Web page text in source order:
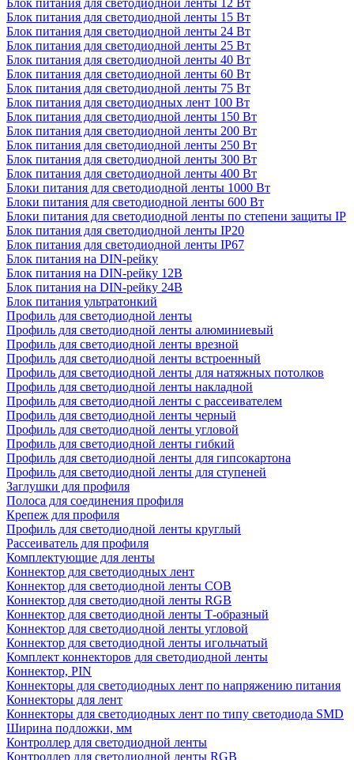
Блок питания для светодиодной ленты 12 Вт
Блок питания для светодиодной ленты 15 Вт
Блок питания для светодиодной ленты 24 Вт
Блок питания для светодиодной ленты 25 Вт
Блок питания для светодиодной ленты 40 Вт
Блок питания для светодиодной ленты 60 Вт
Блок питания для светодиодной ленты 75 Вт
Блок питания для светодиодных лент 100 Вт
Блок питания для светодиодной ленты 150 Вт
Блок питания для светодиодной ленты 200 Вт
Блок питания для светодиодной ленты 250 Вт
Блок питания для светодиодной ленты 300 Вт
Блок питания для светодиодной ленты 400 Вт
Блоки питания для светодиодной ленты 1000 Вт
Блоки питания для светодиодной ленты 600 Вт
Блоки питания для светодиодной ленты по степени защиты IP
Блок питания для светодиодной ленты IP20
Блок питания для светодиодной ленты IP67
Блок питания на DIN-рейку
Блок питания на DIN-рейку 12В
Блок питания на DIN-рейку 24В
Блок питания ультратонкий
Профиль для светодиодной ленты
Профиль для светодиодной ленты алюминиевый
Профиль для светодиодной ленты врезной
Профиль для светодиодной ленты встроенный
Профиль для светодиодной ленты для натяжных потолков
Профиль для светодиодной ленты накладной
Профиль для светодиодной ленты с рассеивателем
Профиль для светодиодной ленты черный
Профиль для светодиодной ленты угловой
Профиль для светодиодной ленты гибкий
Профиль для светодиодной ленты для гипсокартона
Профиль для светодиодной ленты для ступеней
Заглушки для профиля
Полоса для соединения профиля
Крепеж для профиля
Профиль для светодиодной ленты круглый
Рассеиватель для профиля
Комплектующие для ленты
Коннектор для светодиодных лент
Коннектор для светодиодной ленты COB
Коннектор для светодиодной ленты RGB
Коннектор для светодиодной ленты Т-образный
Коннектор для светодиодной ленты угловой
Коннектор для светодиодной ленты игольчатый
Комплект коннекторов для светодиодной ленты
Коннектор, PIN
Коннекторы для светодиодных лент по напряжению питания
Коннекторы для лент
Коннекторы для светодиодных лент по типу светодиода SMD
Ширина подложки, мм
Контроллер для светодиодной ленты
Контроллер для светодиодной ленты RGB